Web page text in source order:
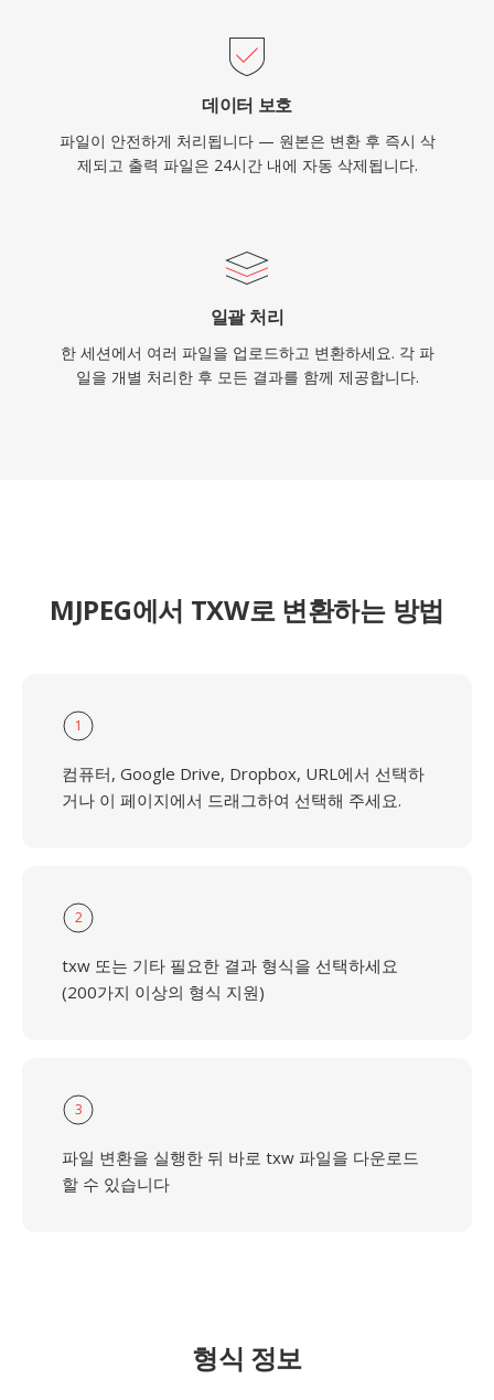
데이터 보호
파일이 안전하게 처리됩니다 — 원본은 변환 후 즉시 삭
제되고 출력 파일은 24시간 내에 자동 삭제됩니다.
일괄 처리
한 세션에서 여러 파일을 업로드하고 변환하세요. 각 파
일을 개별 처리한 후 모든 결과를 함께 제공합니다.
MJPEG에서 TXW로 변환하는 방법
1
컴퓨터, Google Drive, Dropbox, URL에서 선택하
거나 이 페이지에서 드래그하여 선택해 주세요.
2
txw 또는 기타 필요한 결과 형식을 선택하세요
(200가지 이상의 형식 지원)
3
파일 변환을 실행한 뒤 바로 txw 파일을 다운로드
할 수 있습니다
형식 정보